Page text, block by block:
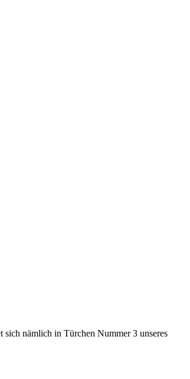
sich nämlich in Türchen Nummer 3 unseres